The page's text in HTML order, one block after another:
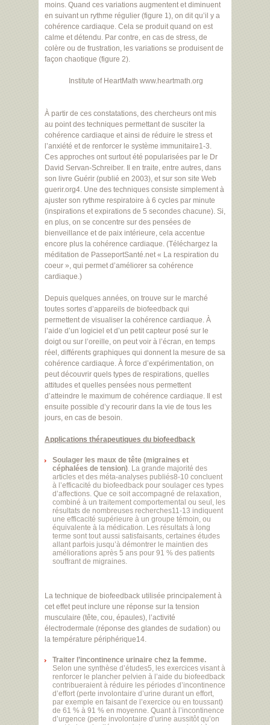
moins. Quand ces variations augmentent et diminuent
en suivant un rythme régulier (figure 1), on dit qu’il y a
cohérence cardiaque. Cela se produit quand on est
calme et détendu. Par contre, en cas de stress, de
colère ou de frustration, les variations se produisent de
façon chaotique (figure 2).
Institute of HeartMath www.heartmath.org
À partir de ces constatations, des chercheurs ont mis
au point des techniques permettant de susciter la
cohérence cardiaque et ainsi de réduire le stress et
l’anxiété et de renforcer le système immunitaire1-3.
Ces approches ont surtout été popularisées par le Dr
David Servan-Schreiber. Il en traite, entre autres, dans
son livre Guérir (publié en 2003), et sur son site Web
guerir.org4. Une des techniques consiste simplement à
ajuster son rythme respiratoire à 6 cycles par minute
(inspirations et expirations de 5 secondes chacune). Si,
en plus, on se concentre sur des pensées de
bienveillance et de paix intérieure, cela accentue
encore plus la cohérence cardiaque. (Téléchargez la
méditation de PasseportSanté.net « La respiration du
coeur », qui permet d’améliorer sa cohérence
cardiaque.)
Depuis quelques années, on trouve sur le marché
toutes sortes d’appareils de biofeedback qui
permettent de visualiser la cohérence cardiaque. À
l’aide d’un logiciel et d’un petit capteur posé sur le
doigt ou sur l’oreille, on peut voir à l’écran, en temps
réel, différents graphiques qui donnent la mesure de sa
cohérence cardiaque. À force d’expérimentation, on
peut découvrir quels types de respirations, quelles
attitudes et quelles pensées nous permettent
d’atteindre le maximum de cohérence cardiaque. Il est
ensuite possible d’y recourir dans la vie de tous les
jours, en cas de besoin.
Applications thérapeutiques du biofeedback
Soulager les maux de tête (migraines et
céphalées de tension). La grande majorité des
articles et des méta-analyses publiés8-10 concluent
à l’efficacité du biofeedback pour soulager ces types
d’affections. Que ce soit accompagné de relaxation,
combiné à un traitement comportemental ou seul, les
résultats de nombreuses recherches11-13 indiquent
une efficacité supérieure à un groupe témoin, ou
équivalente à la médication. Les résultats à long
terme sont tout aussi satisfaisants, certaines études
allant parfois jusqu’à démontrer le maintien des
améliorations après 5 ans pour 91 % des patients
souffrant de migraines.
La technique de biofeedback utilisée principalement à
cet effet peut inclure une réponse sur la tension
musculaire (tête, cou, épaules), l’activité
électrodermale (réponse des glandes de sudation) ou
la température périphérique14.
Traiter l’incontinence urinaire chez la femme.
Selon une synthèse d’études5, les exercices visant à
renforcer le plancher pelvien à l’aide du biofeedback
contribueraient à réduire les périodes d’incontinence
d’effort (perte involontaire d’urine durant un effort,
par exemple en faisant de l’exercice ou en toussant)
de 61 % à 91 % en moyenne. Quant à l’incontinence
d’urgence (perte involontaire d’urine aussitôt qu’on